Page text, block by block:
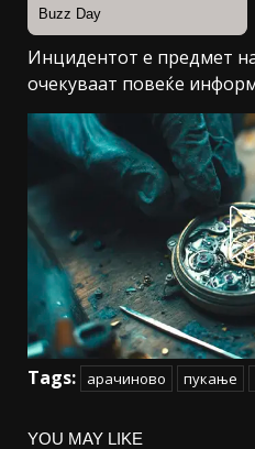
Инцидентот е предмет
очекуваат повеќе
Tags: арачиново пукање